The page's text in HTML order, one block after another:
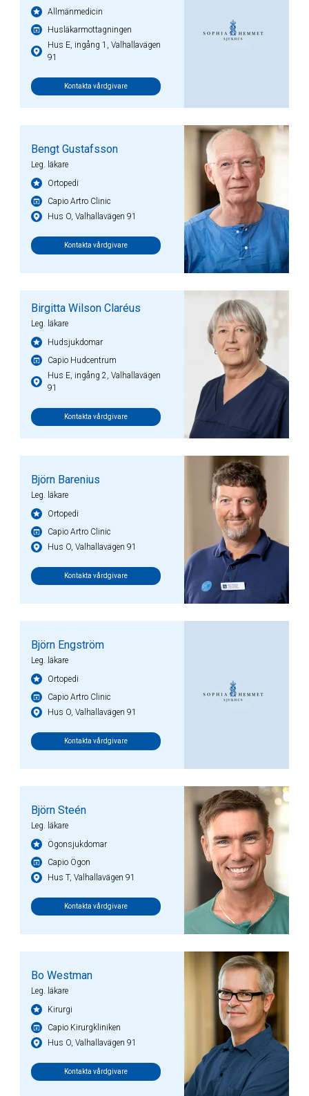
Allmänmedicin
Husläkarmottagningen
Hus E, ingång 1, Valhallavägen
91
Kontakta vårdgivare
Bengt Gustafsson
Leg. läkare
Ortopedi
Capio Artro Clinic
Hus O, Valhallavägen 91
Kontakta vårdgivare
Birgitta Wilson Claréus
Leg. läkare
Hudsjukdomar
Capio Hudcentrum
Hus E, ingång 2, Valhallavägen
91
Kontakta vårdgivare
Björn Barenius
Leg. läkare
Ortopedi
Capio Artro Clinic
Hus O, Valhallavägen 91
Kontakta vårdgivare
Björn Engström
Leg. läkare
Ortopedi
Capio Artro Clinic
Hus O, Valhallavägen 91
Kontakta vårdgivare
Björn Steén
Leg. läkare
Ögonsjukdomar
Capio Ögon
Hus T, Valhallavägen 91
Kontakta vårdgivare
Bo Westman
Leg. läkare
Kirurgi
Capio Kirurgkliniken
Hus O, Valhallavägen 91
Kontakta vårdgivare